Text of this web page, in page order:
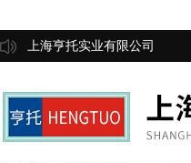
上海亨托实业有限公司